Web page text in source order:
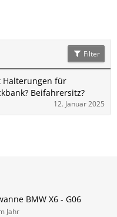
Filter
Halterungen für
Beifahrersitz?
12. Januar 2025
BMW X6 - G06
Jahr